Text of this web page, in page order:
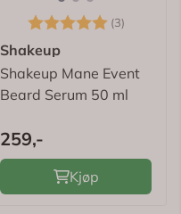
Karakter: (3)
Shakeup
Shakeup Mane Event
Beard Serum 50 ml
259,-
Kjøp